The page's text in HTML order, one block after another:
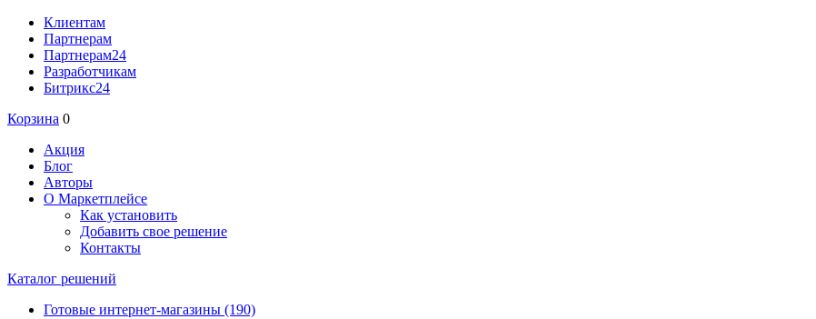
Клиентам
Партнерам
Партнерам24
Разработчикам
Битрикс24
Корзина 0
Акция
Блог
Авторы
О Маркетплейсе
Как установить
Добавить свое решение
Контакты
Каталог решений
Готовые интернет-магазины (190)